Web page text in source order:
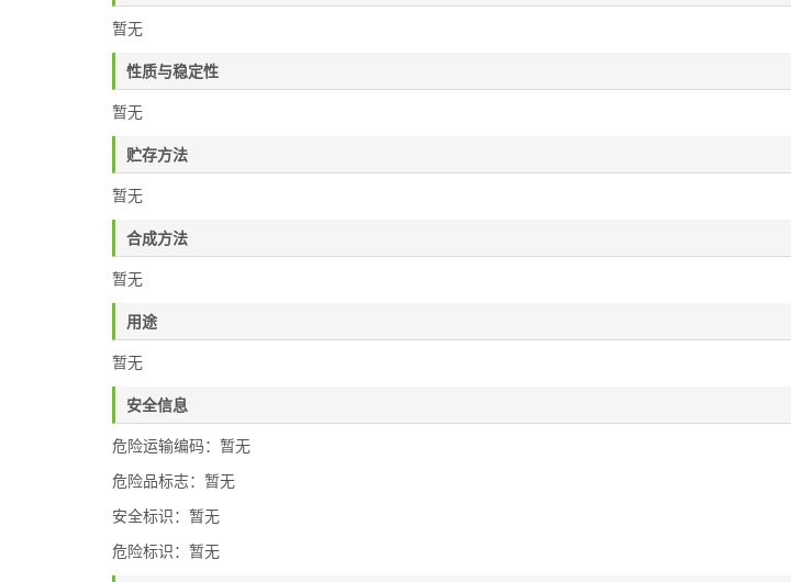
暂无
性质与稳定性
暂无
贮存方法
暂无
合成方法
暂无
用途
暂无
安全信息
危险运输编码：暂无
危险品标志：暂无
安全标识：暂无
危险标识：暂无